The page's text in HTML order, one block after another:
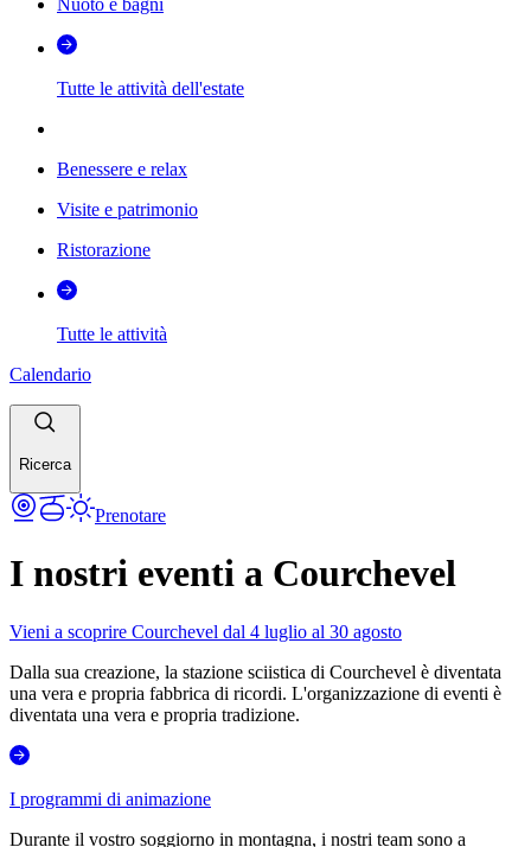
Nuoto e bagni
Tutte le attività dell'estate
Benessere e relax
Visite e patrimonio
Ristorazione
Tutte le attività
Calendario
Ricerca
Prenotare
I nostri eventi a Courchevel
Vieni a scoprire Courchevel dal 4 luglio al 30 agosto
Dalla sua creazione, la stazione sciistica di Courchevel è diventata
una vera e propria fabbrica di ricordi. L'organizzazione di eventi è
diventata una vera e propria tradizione.
I programmi di animazione
Durante il vostro soggiorno in montagna, i nostri team sono a